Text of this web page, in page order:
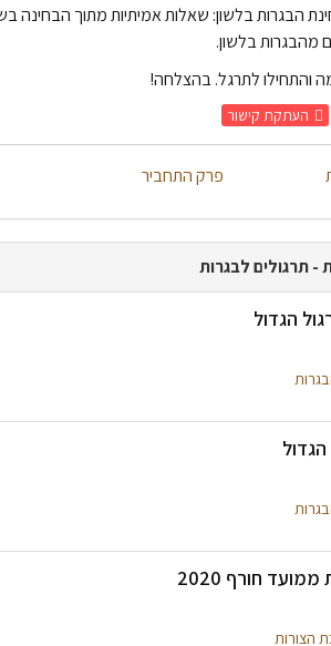
הבגרות בלשון: שאלות אמיתיות מתוך הבחינה
מהבגרות בלשון.
והתחילו לתרגל. בהצלחה!
העתקת קישור
פרק התחביר
- תרגולים לבגרות
הגדול
חורף 2020
הצורות